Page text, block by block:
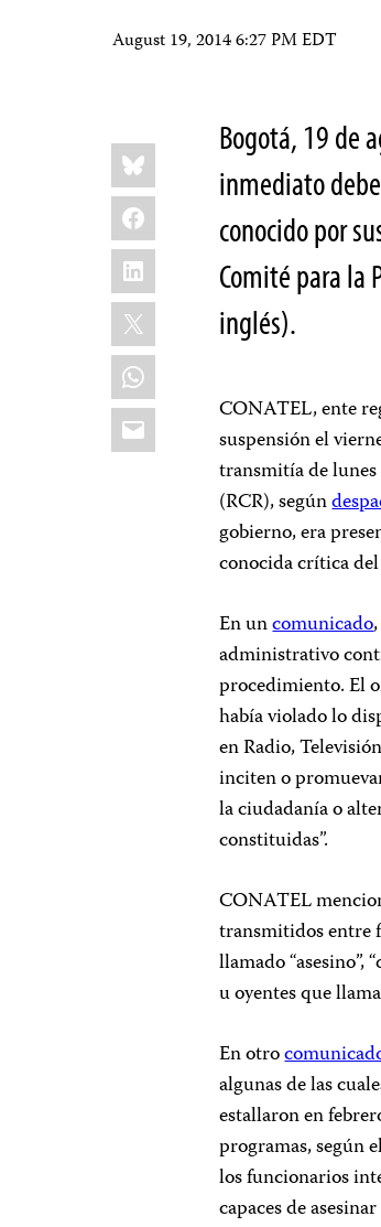
August 19, 2014 6:27 PM EDT
Share
this:
Bluesky
Facebook
LinkedIn
X
WhatsApp
Email
Bogotá, 19 de
inmediato
conocido por
Comité para la
inglés).
CONATEL, ente
suspensión el
transmitía de
(RCR), según
gobierno, era
conocida crítica
En uncomunicado
administrativo
procedimiento. El
había violado lo
en Radio,
inciten o
la ciudadanía o
constituidas”.
CONATEL
transmitidos entre
llamado
u oyentes que
En otro
algunas de las
estallaron en
programas, según
los funcionarios
capaces de